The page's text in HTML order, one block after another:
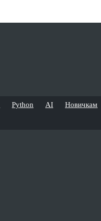
Python AI Новичкам